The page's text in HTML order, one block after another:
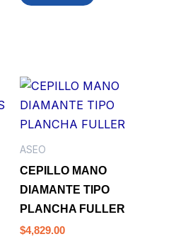
ASEO
CEPILLO MANO
DIAMANTE TIPO
PLANCHA FULLER
$4,829.00